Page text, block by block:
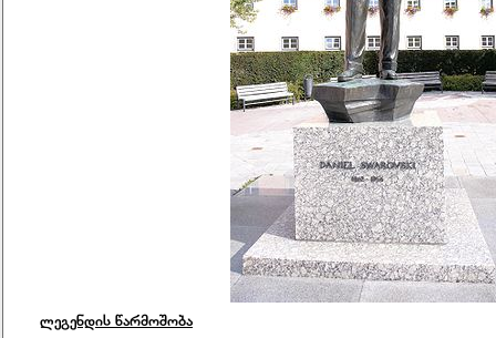
ლეგენდის წარმოშობა